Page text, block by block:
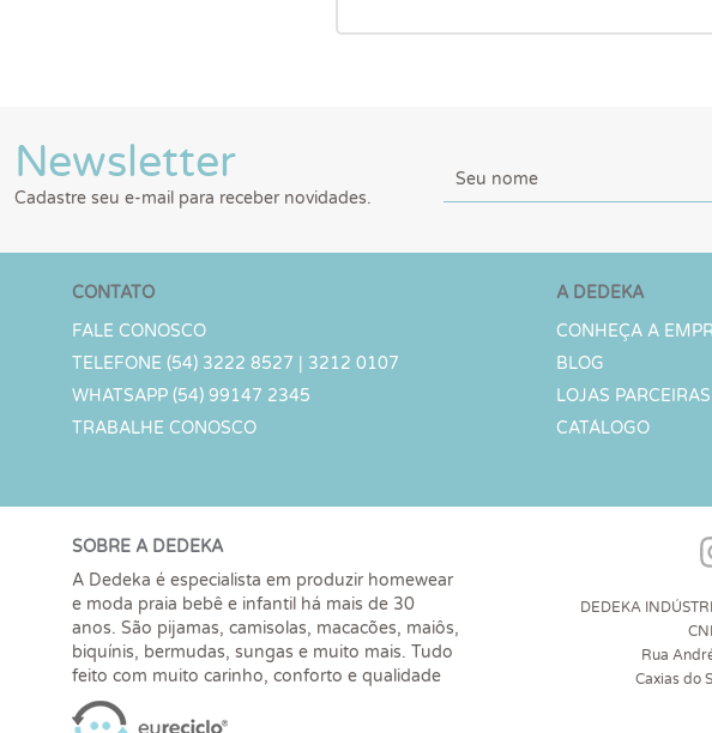
Newsletter
Cadastre seu e-mail para receber novidades.
CONTATO
FALE CONOSCO
TELEFONE (54) 3222 8527 | 3212 0107
WHATSAPP (54) 99147 2345
TRABALHE CONOSCO
A DEDEKA
CONHEÇA A
BLOG
LOJAS PARCEIRAS
CATÁLOGO
SOBRE A DEDEKA
A Dedeka é especialista em produzir homewear
e moda praia bebê e infantil há mais de 30
anos. São pijamas, camisolas, macacões, maiôs,
biquínis, bermudas, sungas e muito mais. Tudo
feito com muito carinho, conforto e qualidade
DEDEKA
Rua
Caxias do